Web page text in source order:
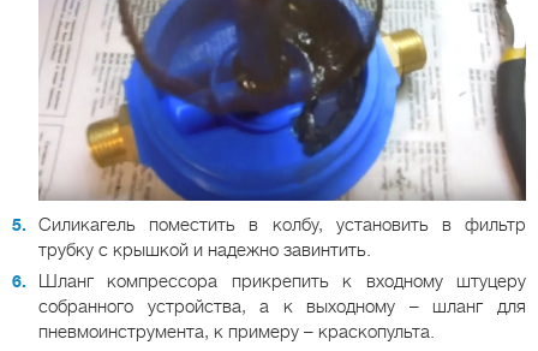
Силикагель поместить в колбу, установить в фильтр
трубку с крышкой и надежно завинтить.
Шланг компрессора прикрепить к входному штуцеру
собранного устройства, а к выходному – шланг для
пневмоинструмента, к примеру – краскопульта.